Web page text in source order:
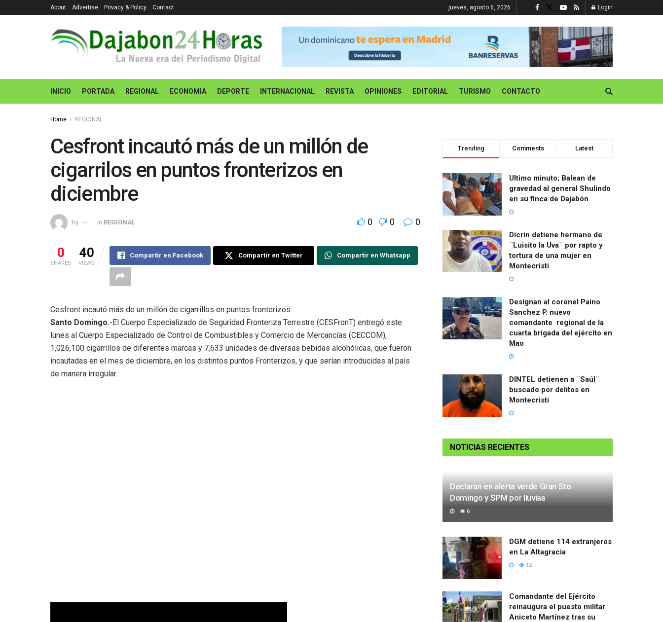
About Advertise Privacy & Policy Contact jueves, agosto 6, 2026 Login
INICIO PORTADA REGIONAL ECONOMIA DEPORTE INTERNACIONAL REVISTA OPINIONES EDITORIAL TURISMO CONTACTO
Home REGIONAL
Cesfront incautó más de un millón de
cigarrilos en puntos fronterizos en
diciembre
by in REGIONAL 0 0 0
0
SHARES
40
VIEWS
Compartir en Facebook Compartir en Twitter Compartir en Whatsapp
Cesfront incautó más de un millón de cigarrillos en puntos fronterizos
Santo Domingo.-El Cuerpo Especializado de Seguridad Fronteriza Terrestre (CESFronT) entregó este
lunes al Cuerpo Especializado de Control de Combustibles y Comercio de Mercancías (CECCOM),
1,026,100 cigarrillos de diferentes marcas y 7,633 unidades de diversas bebidas alcohólicas, que fueron
incautadas en el mes de diciembre, en los distintos puntos Fronterizos, y que serían introducidas al país
de manera irregular.
Trending Comments Latest
Ultimo minuto; Balean de
gravedad al general Shulindo
en su finca de Dajabón
Dicrin detiene hermano de
¨Luisito la Uva¨ por rapto y
tortura de una mujer en
Montecristi
Designan al coronel Paino
Sanchez P. nuevo
comandante regional de la
cuarta brigada del ejército en
Mao
DINTEL detienen a ¨Saúl¨
buscado por delitos en
Montecristi
NOTICIAS RECIENTES
Declaran en alerta verde Gran Sto.
Domingo y SPM por lluvias
6
DGM detiene 114 extranjeros
en La Altagracia
12
Comandante del Ejército
reinaugura el puesto militar
Aniceto Martínez tras su